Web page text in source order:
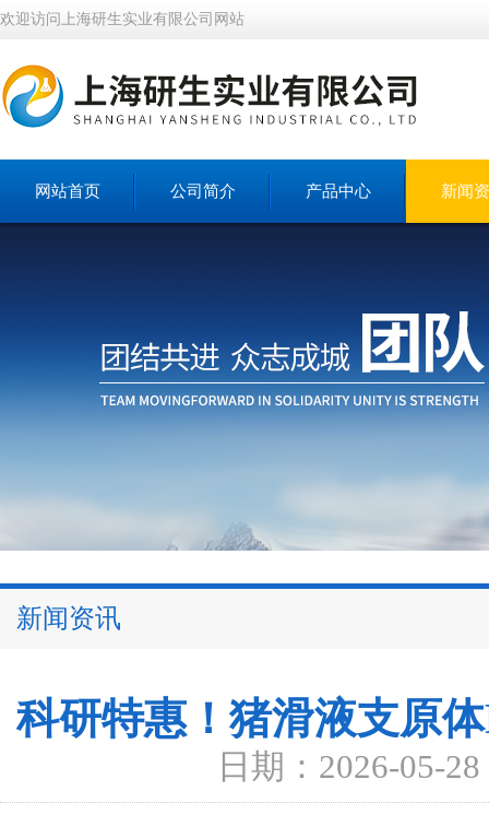
欢迎访问上海研生实业有限公司网站
网站首页 公司简介 产品中心 新闻
新闻资讯
科研特惠！猪滑液支原
日期：2026-05-28